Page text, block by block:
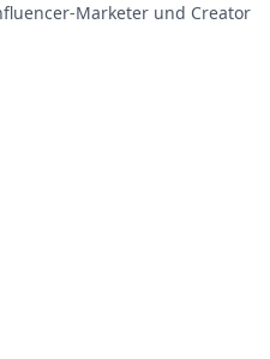
Marketer und Creator